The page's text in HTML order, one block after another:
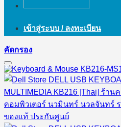
เข้าสู่ระบบ / ลงทะเบียน
คัดกรอง